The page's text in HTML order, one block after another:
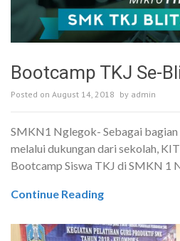
Bootcamp TKJ Se-
Posted on August 14, 2018 by admin
SMKN1 Nglegok- Sebagai
melalui dukungan dari sekolah,
Bootcamp Siswa TKJ di SMKN 1
Continue Reading